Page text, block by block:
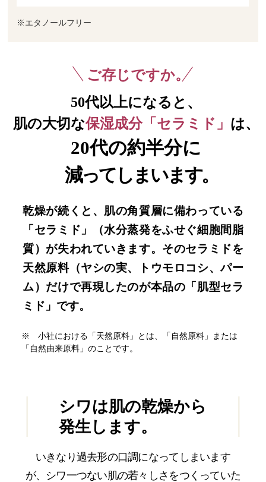
※エタノールフリー
ご存じですか。
50代以上になると、
肌の大切な保湿成分「セラミド」 は、
20代の約半分に
減ってしまいます。
乾燥が続くと、肌の角質層に備わっている
「セラミド」（水分蒸発をふせぐ細胞間脂
質）が失われていきます。そのセラミドを
天然原料（ヤシの実、トウモロコシ、パー
ム）だけで再現したのが本品の「肌型セラ
ミド」です。
※ 小社における「天然原料」とは、「自然原料」または
「自然由来原料」のことです。
シワは肌の乾燥から
発生します。
いきなり過去形の口調になってしまいます
が、シワ一つない肌の若々しさをつくっていた